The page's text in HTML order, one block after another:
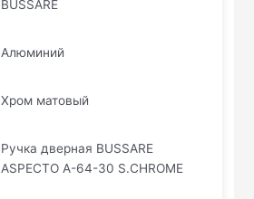
BUSSARE
Алюминий
Хром матовый
Ручка дверная BUSSARE
ASPECTO A-64-30 S.CHROME